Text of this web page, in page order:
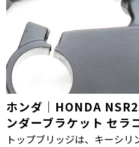
ホンダ｜HONDA
ンダーブラケット セラ
トップブリッジは、キーシ